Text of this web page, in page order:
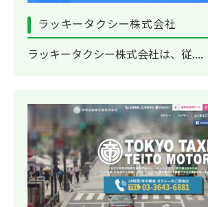
ラッキータクシー株式会社
ラッキータクシー株式会社は、従....